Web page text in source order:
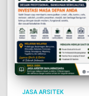
JASA ARSITEK